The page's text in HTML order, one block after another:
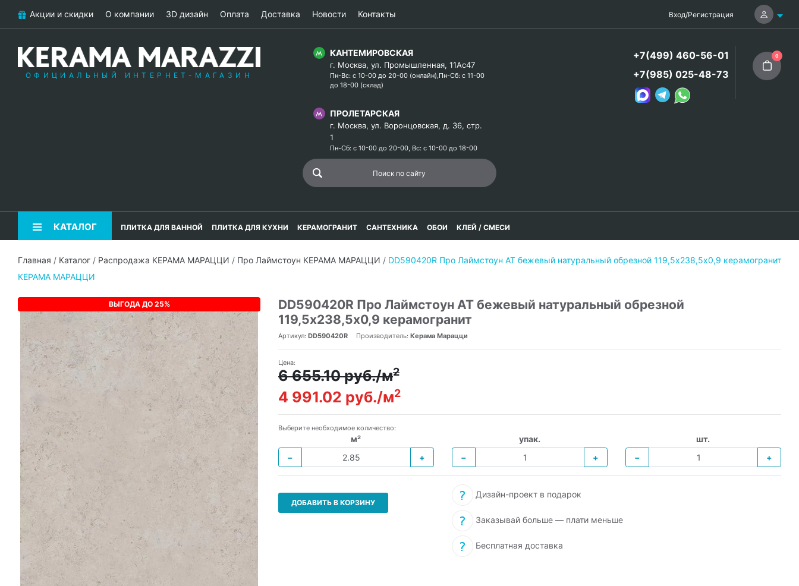
Акции и скидки О компании 3D дизайн Оплата Доставка Новости Контакты Вход/Регистрация
ОФИЦИАЛЬНЫЙ ИНТЕРНЕТ-МАГАЗИН
КАНТЕМИРОВСКАЯ
г. Москва, ул. Промышленная, 11Ас47
Пн-Вс: с 10-00 до 20-00 (онлайн),Пн-Сб: с 11-00
до 18-00 (склад)
ПРОЛЕТАРСКАЯ
г. Москва, ул. Воронцовская, д. 36, стр.
1
Пн-Сб: с 10-00 до 20-00, Вс: с 10-00 до 18-00
+7(499) 460-56-01
+7(985) 025-48-73
0
КАТАЛОГ ПЛИТКА ДЛЯ ВАННОЙ ПЛИТКА ДЛЯ КУХНИ КЕРАМОГРАНИТ САНТЕХНИКА ОБОИ КЛЕЙ / СМЕСИ
Главная / Каталог / Распродажа КЕРАМА МАРАЦЦИ / Про Лаймстоун КЕРАМА МАРАЦЦИ / DD590420R Про Лаймстоун АТ бежевый натуральный обрезной 119,5х238,5x0,9 керамогранит
КЕРАМА МАРАЦЦИ
ВЫГОДА ДО 25%
DD590420R Про Лаймстоун АТ бежевый натуральный обрезной
119,5х238,5x0,9 керамогранит
Артикул: DD590420R Производитель: Керама Марацци
Цена:
6 655.10 руб./м2
4 991.02 руб./м2
Выберите необходимое количество:
м²
−
+
упак.
−
+
шт.
−
+
ДОБАВИТЬ В КОРЗИНУ
Дизайн-проект в подарок
Заказывай больше — плати меньше
Бесплатная доставка